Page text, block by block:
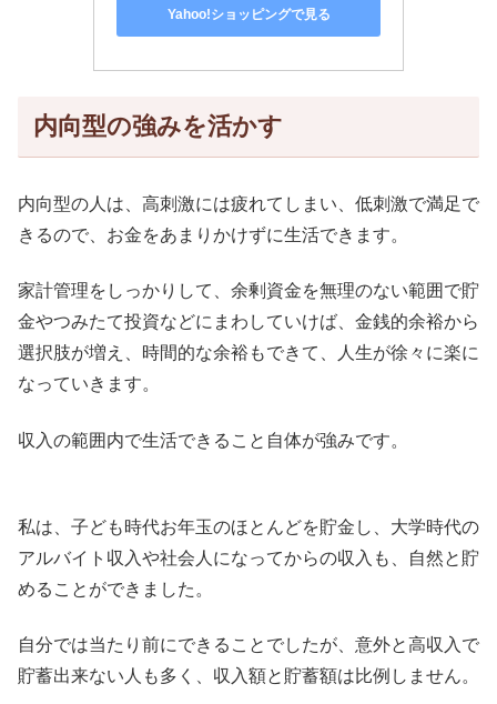
Yahoo!ショッピングで見る
内向型の強みを活かす
内向型の人は、高刺激には疲れてしまい、低刺激で満足で
きるので、お金をあまりかけずに生活できます。
家計管理をしっかりして、余剰資金を無理のない範囲で貯
金やつみたて投資などにまわしていけば、金銭的余裕から
選択肢が増え、時間的な余裕もできて、人生が徐々に楽に
なっていきます。
収入の範囲内で生活できること自体が強みです。
私は、子ども時代お年玉のほとんどを貯金し、大学時代の
アルバイト収入や社会人になってからの収入も、自然と貯
めることができました。
自分では当たり前にできることでしたが、意外と高収入で
貯蓄出来ない人も多く、収入額と貯蓄額は比例しません。